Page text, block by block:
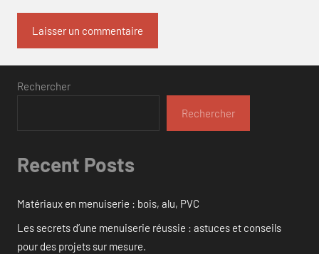
Rechercher
Rechercher
Recent Posts
Matériaux en menuiserie : bois, alu, PVC
Les secrets d’une menuiserie réussie : astuces et conseils
pour des projets sur mesure.